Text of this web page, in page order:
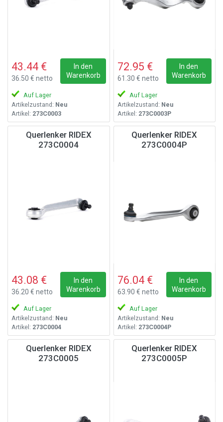
43.44 €
36.50 € netto
In den
Warenkorb
Auf Lager
Artikelzustand: Neu
Artikel: 273C0003
72.95 €
61.30 € netto
In den
Warenkorb
Auf Lager
Artikelzustand: Neu
Artikel: 273C0003P
Querlenker RIDEX
273C0004
43.08 €
36.20 € netto
In den
Warenkorb
Auf Lager
Artikelzustand: Neu
Artikel: 273C0004
Querlenker RIDEX
273C0004P
76.04 €
63.90 € netto
In den
Warenkorb
Auf Lager
Artikelzustand: Neu
Artikel: 273C0004P
Querlenker RIDEX
273C0005
Querlenker RIDEX
273C0005P